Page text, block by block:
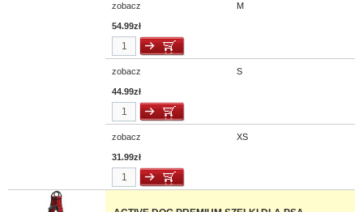
zobacz M
54.99zł
zobacz S
44.99zł
zobacz XS
31.99zł